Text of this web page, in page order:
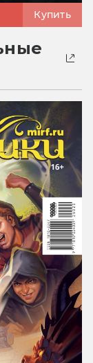
Купить